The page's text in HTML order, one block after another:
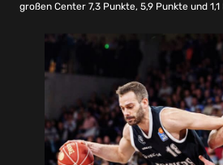
großen Center 7,3 Punkte, 5,9 Punkte und